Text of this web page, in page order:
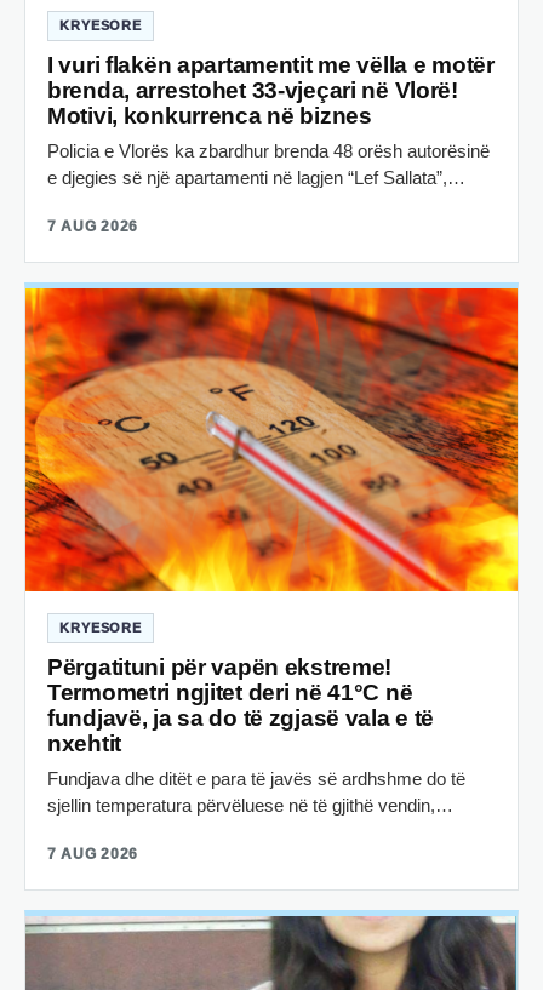
KRYESORE
I vuri flakën apartamentit me vëlla e motër
brenda, arrestohet 33-vjeçari në Vlorë!
Motivi, konkurrenca në biznes
Policia e Vlorës ka zbardhur brenda 48 orësh autorësinë
e djegies së një apartamenti në lagjen “Lef Sallata”,…
7 AUG 2026
KRYESORE
Përgatituni për vapën ekstreme!
Termometri ngjitet deri në 41°C në
fundjavë, ja sa do të zgjasë vala e të
nxehtit
Fundjava dhe ditët e para të javës së ardhshme do të
sjellin temperatura përvëluese në të gjithë vendin,…
7 AUG 2026